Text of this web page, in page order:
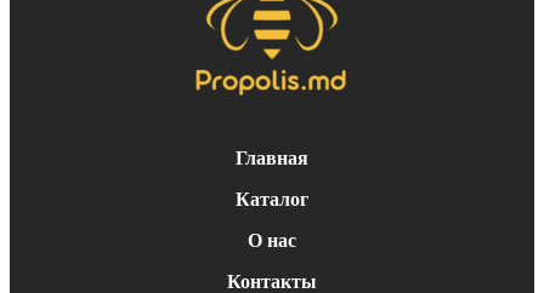
Главная
Каталог
О нас
Контакты